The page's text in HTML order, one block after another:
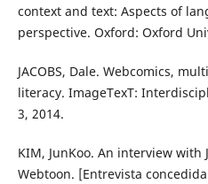
context and text: Aspects of
perspective. Oxford: Oxford
JACOBS, Dale. Webcomics,
literacy. ImageTexT:
3, 2014.
KIM, JunKoo. An interview with
Webtoon. [Entrevista